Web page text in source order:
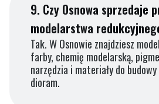
9. Czy Osnowa sprzedaje
modelarstwa
Tak. W Osnowie znajdziesz
farby, chemię modelarską,
narzędzia i materiały do
dioram.